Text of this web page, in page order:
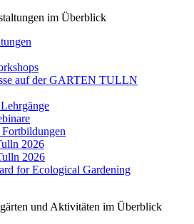
im Überblick
auf der GARTEN TULLN
Fortbildungen
2026
2026
for Ecological Gardening
und Aktivitäten im Überblick